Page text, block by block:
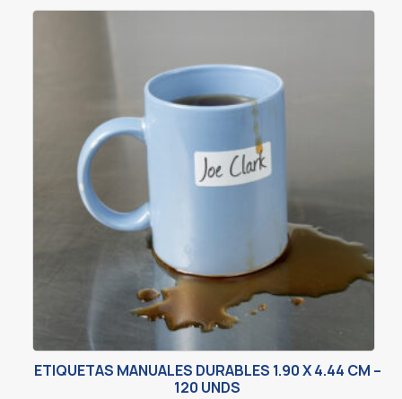
ETIQUETAS MANUALES DURABLES 1.90 X 4.44 CM –
120 UNDS